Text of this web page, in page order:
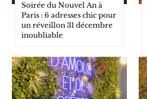
Soirée du Nouvel An à
Paris : 6 adresses chic pour
un réveillon 31 décembre
inoubliable